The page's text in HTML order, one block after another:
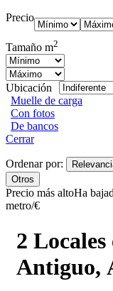
Precio
Tamaño m2
Ubicación
Muelle de carga
Con fotos
De bancos
Cerrar
Ordenar por:
Otros
Precio más altoHa
metro/€
2
Antiguo,